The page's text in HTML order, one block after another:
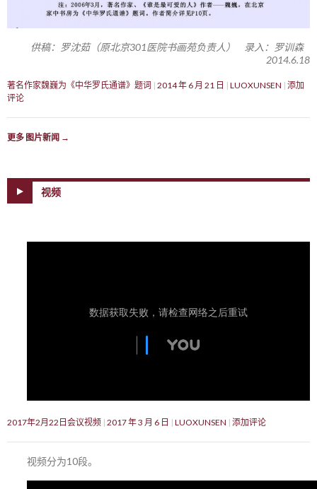
供稿：罗沈茹（原北京301医院书画苑负责人） 录入：罗训森
2014.6.18
著名作家魏巍为《中华罗氏通谱》题词 2014 年 6 月 21 日 LUOXUNSEN 添加
评论
更多 图片新闻 →
视频
2017年2月22日会议视频 2017 年 3 月 6 日 LUOXUNSEN 添加评论
视频分为10段。